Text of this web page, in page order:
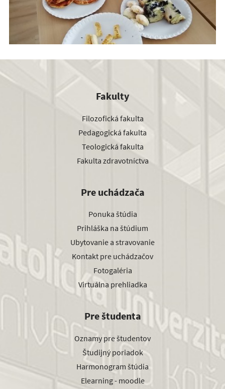
Fakulty
Filozofická fakulta
Pedagogická fakulta
Teologická fakulta
Fakulta zdravotníctva
Pre uchádzača
Ponuka štúdia
Prihláška na štúdium
Ubytovanie a stravovanie
Kontakt pre uchádzačov
Fotogaléria
Virtuálna prehliadka
Pre študenta
Oznamy pre študentov
Študijný poriadok
Harmonogram štúdia
Elearning - moodle